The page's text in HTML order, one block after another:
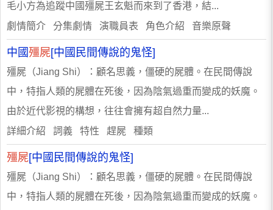
毛小方為追蹤中國殭屍王玄魁而來到了香港，結...
劇情簡介 分集劇情 演職員表 角色介紹 音樂原聲
中國殭屍[中國民間傳說的鬼怪]
殭屍（Jiang Shi）：顧名思義，僵硬的屍體。在民間傳說
中，特指人類的屍體在死後，因為陰氣過重而變成的妖魔。
由於近代影視的構想，往往會擁有超自然力量...
詳細介紹 詞義 特性 趕屍 種類
殭屍[中國民間傳說的鬼怪]
殭屍（Jiang Shi）：顧名思義，僵硬的屍體。在民間傳說
中，特指人類的屍體在死後，因為陰氣過重而變成的妖魔。